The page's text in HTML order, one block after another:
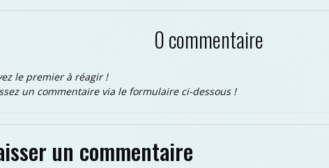
0 commentaire
le premier à réagir !
un commentaire via le formulaire ci-dessous !
un commentaire